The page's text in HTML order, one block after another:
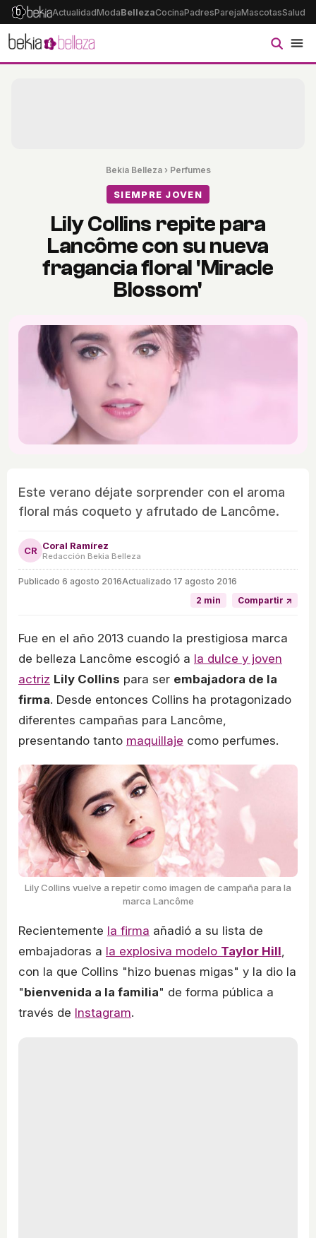
ActualidadModaBellezaCocinaPadresParejaMascotasSalud
Bekia Belleza› Perfumes
SIEMPRE JOVEN
Lily Collins repite para
Lancôme con su nueva
fragancia floral 'Miracle
Blossom'
Este verano déjate sorprender con el aroma
floral más coqueto y afrutado de Lancôme.
CR Coral Ramírez
Redacción Bekia Belleza
Publicado 6 agosto 2016Actualizado 17 agosto 2016
2 min
Compartir ↗
Fue en el año 2013 cuando la prestigiosa marca
de belleza Lancôme escogió a la dulce y joven
actriz Lily Collins para ser embajadora de la
firma. Desde entonces Collins ha protagonizado
diferentes campañas para Lancôme,
presentando tanto maquillaje como perfumes.
Lily Collins vuelve a repetir como imagen de campaña para la
marca Lancôme
Recientemente la firma añadió a su lista de
embajadoras a la explosiva modelo Taylor Hill
con la que Collins "hizo buenas migas" y la dio la
"bienvenida a la familia" de forma pública a
través de Instagram.